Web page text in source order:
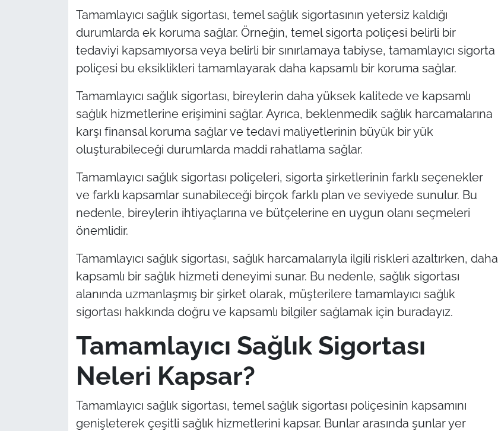
Tamamlayıcı sağlık sigortası, temel sağlık sigortasının yetersiz kaldığı
durumlarda ek koruma sağlar. Örneğin, temel sigorta poliçesi belirli bir
tedaviyi kapsamıyorsa veya belirli bir sınırlamaya tabiyse, tamamlayıcı sigorta
poliçesi bu eksiklikleri tamamlayarak daha kapsamlı bir koruma sağlar.
Tamamlayıcı sağlık sigortası, bireylerin daha yüksek kalitede ve kapsamlı
sağlık hizmetlerine erişimini sağlar. Ayrıca, beklenmedik sağlık harcamalarına
karşı finansal koruma sağlar ve tedavi maliyetlerinin büyük bir yük
oluşturabileceği durumlarda maddi rahatlama sağlar.
Tamamlayıcı sağlık sigortası poliçeleri, sigorta şirketlerinin farklı seçenekler
ve farklı kapsamlar sunabileceği birçok farklı plan ve seviyede sunulur. Bu
nedenle, bireylerin ihtiyaçlarına ve bütçelerine en uygun olanı seçmeleri
önemlidir.
Tamamlayıcı sağlık sigortası, sağlık harcamalarıyla ilgili riskleri azaltırken, daha
kapsamlı bir sağlık hizmeti deneyimi sunar. Bu nedenle, sağlık sigortası
alanında uzmanlaşmış bir şirket olarak, müşterilere tamamlayıcı sağlık
sigortası hakkında doğru ve kapsamlı bilgiler sağlamak için buradayız.
Tamamlayıcı Sağlık Sigortası
Neleri Kapsar?
Tamamlayıcı sağlık sigortası, temel sağlık sigortası poliçesinin kapsamını
genişleterek çeşitli sağlık hizmetlerini kapsar. Bunlar arasında şunlar yer
Flaş Haber
Dış Haberler
Bilim Teknoloji
English News
Canlı Maç
Gündem-Eğitim